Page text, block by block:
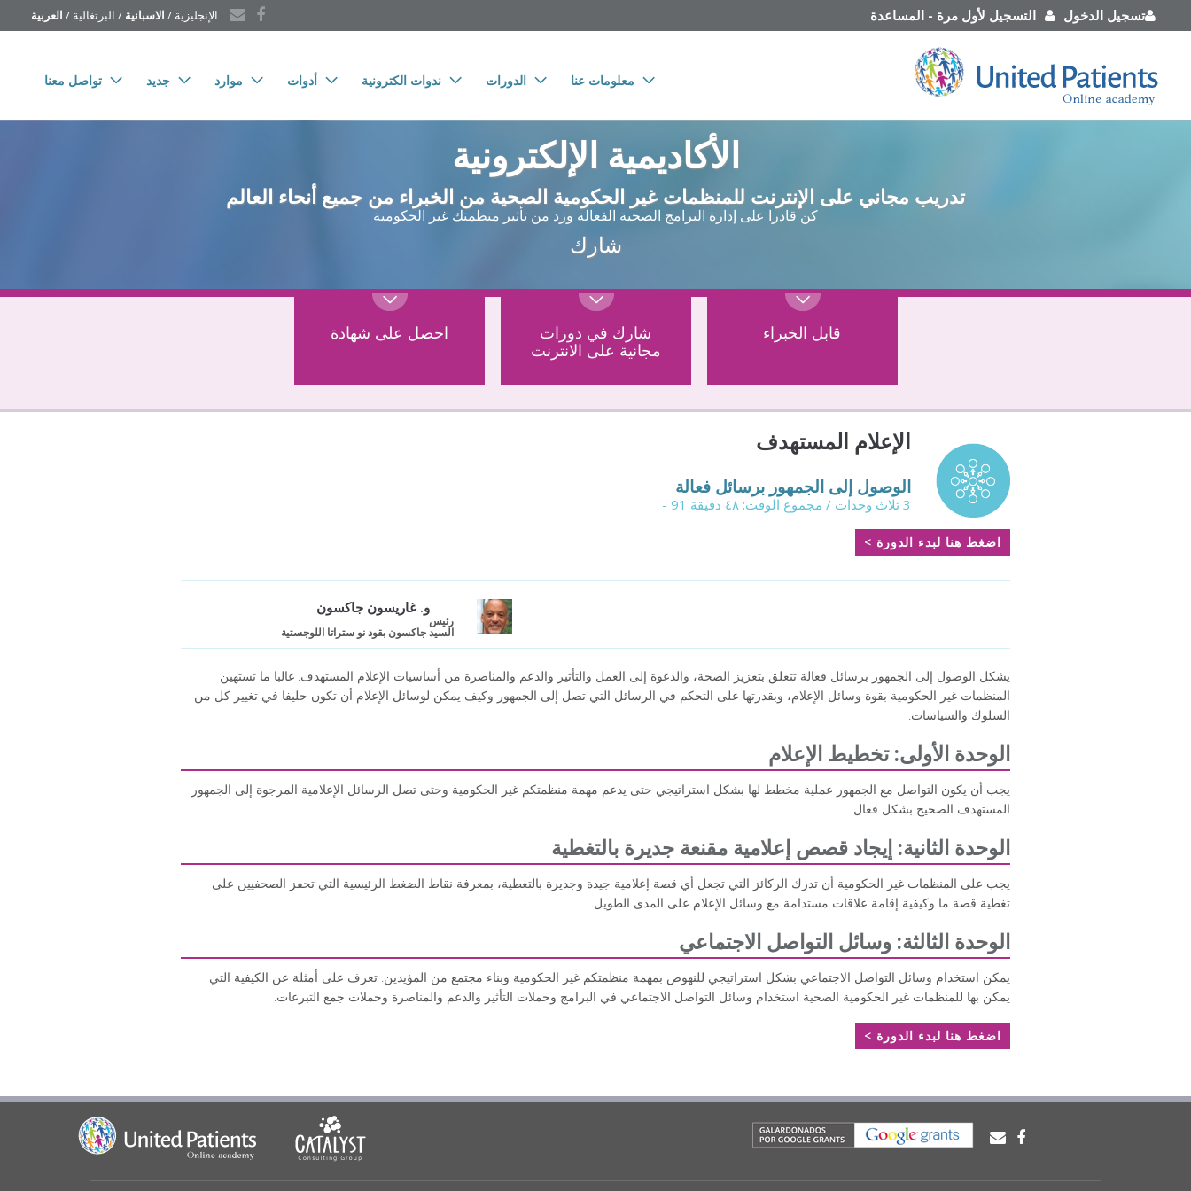
الإنجليزية / الاسبانية / البرتغالية / العربية تسجيل الدخول التسجيل لأول مرة -المساعدة
معلومات عنا الدورات ندوات الكترونية أدوات موارد جديد تواصل معنا
الأكاديمية الإلكترونية
تدريب مجاني على الإنترنت للمنظمات غير الحكومية الصحية من الخبراء من جميع أنحاء العالم
كن قادرا على إدارة البرامج الصحية الفعالة وزد من تأثير منظمتك غير الحكومية
شارك
قابل الخبراء
شارك في دورات
مجانية على الانترنت
احصل على شهادة
الإعلام المستهدف
الوصول إلى الجمهور برسائل فعالة
3 ثلاث وحدات / مجموع الوقت: ٤٨ دقيقة 91 -
اضغط هنا لبدء الدورة >
و. غاريسون جاكسون
رئيس
السيد جاكسون بقود نو ستراتا اللوجستية
يشكل الوصول إلى الجمهور برسائل فعالة تتعلق بتعزيز الصحة، والدعوة إلى العمل والتأثير والدعم والمناصرة من أساسيات الإعلام المستهدف. غالبا ما تستهين
المنظمات غير الحكومية بقوة وسائل الإعلام، وبقدرتها على التحكم في الرسائل التي تصل إلى الجمهور وكيف يمكن لوسائل الإعلام أن تكون حليفا في تغيير كل من
السلوك والسياسات.
الوحدة الأولى: تخطيط الإعلام
يجب أن يكون التواصل مع الجمهور عملية مخطط لها بشكل استراتيجي حتى يدعم مهمة منظمتكم غير الحكومية وحتى تصل الرسائل الإعلامية المرجوة إلى الجمهور
المستهدف الصحيح بشكل فعال.
الوحدة الثانية: إيجاد قصص إعلامية مقنعة جديرة بالتغطية
يجب على المنظمات غير الحكومية أن تدرك الركائز التي تجعل أي قصة إعلامية جيدة وجديرة بالتغطية، بمعرفة نقاط الضغط الرئيسية التي تحفز الصحفيين على
تغطية قصة ما وكيفية إقامة علاقات مستدامة مع وسائل الإعلام على المدى الطويل.
الوحدة الثالثة: وسائل التواصل الاجتماعي
يمكن استخدام وسائل التواصل الاجتماعي بشكل استراتيجي للنهوض بمهمة منظمتكم غير الحكومية وبناء مجتمع من المؤيدين. تعرف على أمثلة عن الكيفية التي
يمكن بها للمنظمات غير الحكومية الصحية استخدام وسائل التواصل الاجتماعي في البرامج وحملات التأثير والدعم والمناصرة وحملات جمع التبرعات.
اضغط هنا لبدء الدورة >